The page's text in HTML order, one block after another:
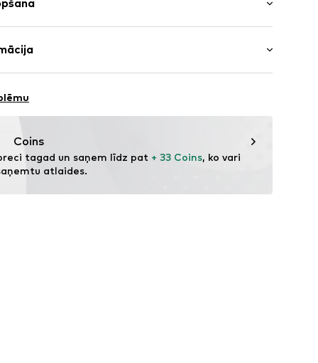
Poliesters - PES
Coins
tagad un saņem līdz pat + 33 Coins, ko vari
atlaides.